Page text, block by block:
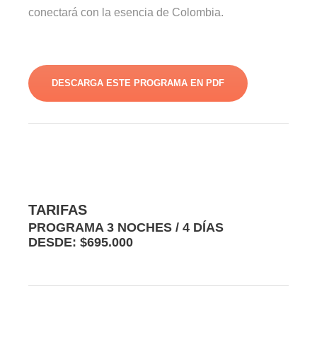
conectará con la esencia de Colombia.
DESCARGA ESTE PROGRAMA EN PDF
TARIFAS
PROGRAMA 3 NOCHES / 4 DÍAS
DESDE: $695.000